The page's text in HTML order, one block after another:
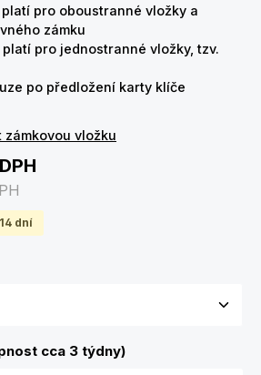
pro oboustranné vložky a
zámku
pro jednostranné vložky, tzv.
po předložení karty klíče
zámkovou vložku
dní
cca 3 týdny)